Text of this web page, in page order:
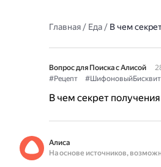
Главная/ Еда/ В чем
Вопрос для Поиска с Алисой
#Рецепт
#ШифоновыйБисквит
В чем секрет
Алиса
На основе источников,